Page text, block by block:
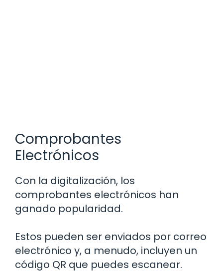
Comprobantes
Electrónicos
Con la digitalización, los
comprobantes electrónicos han
ganado popularidad.
Estos pueden ser enviados por correo
electrónico y, a menudo, incluyen un
código QR que puedes escanear.